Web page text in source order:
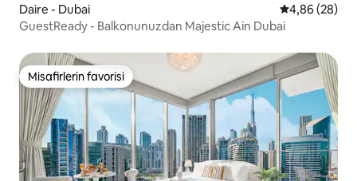
Daire - Dubai 5 üzerinden
4,86 (28)
GuestReady - Balkonunuzdan Majestic Ain Dubai
Misafirlerin favorisi
Misafirlerin favorisi